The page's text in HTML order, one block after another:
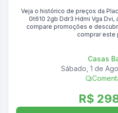
Veja o histórico de preços da
Gt610 2gb Ddr3 Hdmi Vga Dvi,
compare promoções e
comprar este
Casas
Sábado, 1 de
R$